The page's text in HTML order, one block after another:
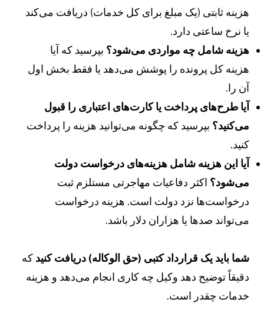
هزینه ثابتی (یک مبلغ برای کل خدمات) دریافت می‌کند
یا نرخ ساعتی دارد.
هزینه شامل چه مواردی می‌شود؟بپرسید که آیا
هزینه کل پرونده را پوشش می‌دهد یا فقط بخش اول
آن را.
آیا طرح‌های پرداخت یا کارت‌های اعتباری را قبول
می‌کنید؟بپرسید که چگونه می‌توانید هزینه را پرداخت
کنید.
آیا این هزینه شامل هزینه‌های درخواست دولت
می‌شود؟اکثر دفاعیات مهاجرتی مستلزم ثبت
درخواست‌ها نزد دولت است. هزینه درخواست
می‌تواند صدها یا هزاران دلار باشد.
شما باید یک قرارداد کتبی (حق الوکاله) دریافت کنیدکه
دقیقاً توضیح دهد وکیل چه کاری انجام می‌دهد و هزینه
خدمات چقدر است.